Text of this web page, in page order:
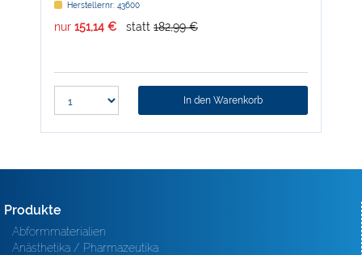
Herstellernr: 43600
nur 151,14 € statt 182,99 €
In den Warenkorb
Produkte
Abformmaterialien
Anästhetika / Pharmazeutika